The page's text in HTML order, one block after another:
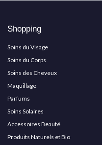
Shopping
Soins du Visage
Soins du Corps
Soins des Cheveux
Maquillage
Parfums
Soins Solaires
Accessoires Beauté
Produits Naturels et Bio